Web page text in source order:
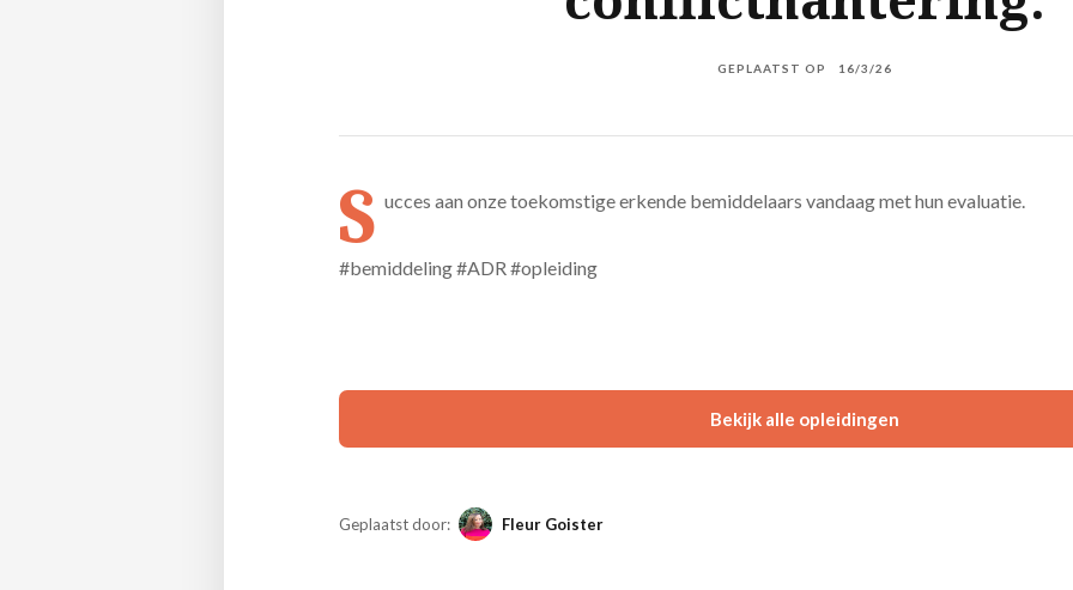
GEPLAATST OP 16/3/26
S ucces aan onze toekomstige erkende bemiddelaars vandaag met hun evaluatie.
#bemiddeling #ADR #opleiding
Bekijk alle opleidingen
Geplaatst door: Fleur Goister